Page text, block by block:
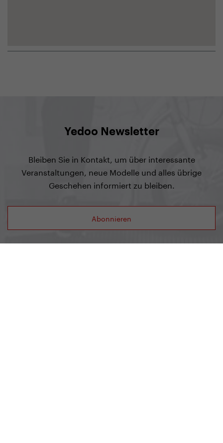
Yedoo Newsletter
Bleiben Sie in Kontakt, um über interessante
Veranstaltungen, neue Modelle und alles übrige
Geschehen informiert zu bleiben.
Abonnieren